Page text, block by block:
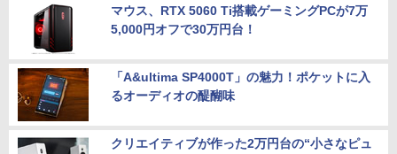
マウス、RTX 5060 Ti搭載ゲーミングPCが7万
5,000円オフで30万円台！
「A&ultima SP4000T」の魅力！ポケットに入
るオーディオの醍醐味
クリエイティブが作った2万円台の“小さなピュ